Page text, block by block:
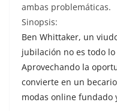
ambas problemáticas.
Sinopsis:
Ben Whittaker, un
jubilación no es todo
Aprovechando la
convierte en un
modas online fundado